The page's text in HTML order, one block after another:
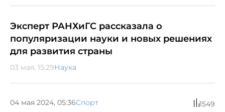
Эксперт РАНХиГС рассказала о
популяризации науки и новых решениях
для развития страны
03 мая, 15:29Наука
04 мая 2024, 05:36Спорт 1549